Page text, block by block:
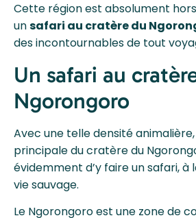
Cette région est absolument
unsafari au cratère du
des incontournables de tout
Un safari au
Ngorongoro
Avec une telle densité
principale du cratère du
évidemment d’y faire un safari,
vie sauvage.
Le Ngorongoro est une zone de